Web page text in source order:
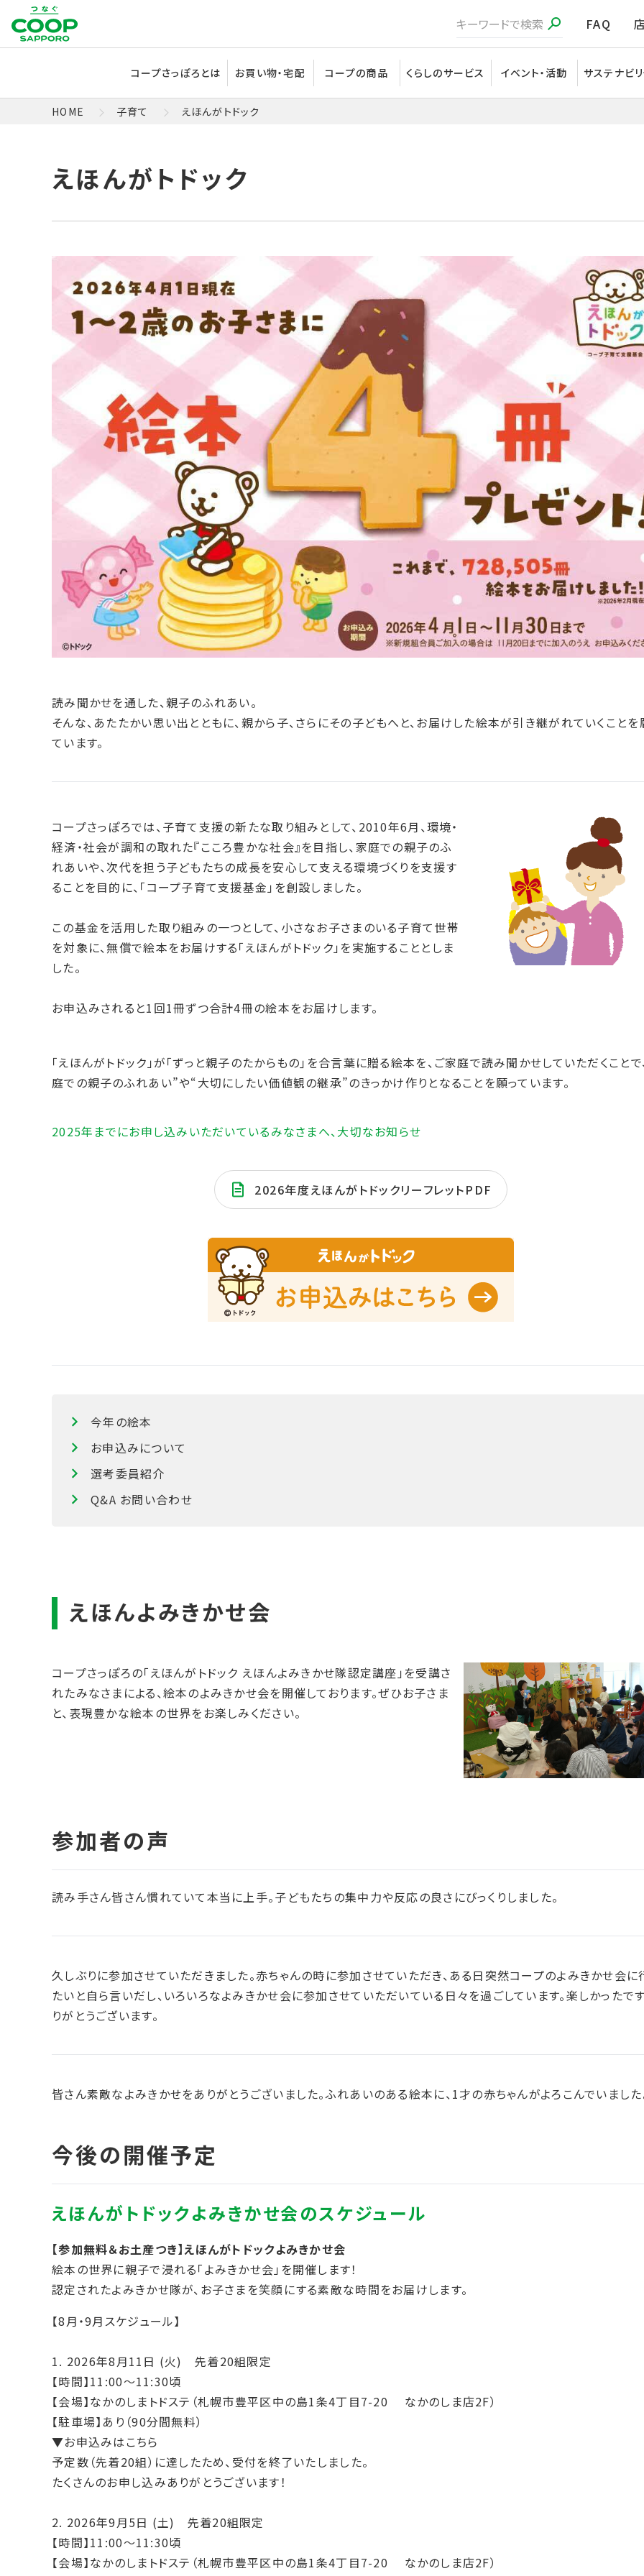
FAQ
コープさっぽろとは お買い物・宅配 コープの商品 くらしのサービス イベント・活動 サステナビ
HOME 子育て えほんがトドック
読み聞かせを通した、親子のふれあい。
そんな、あたたかい思い出とともに、親から子、さらにその子どもへと、お届けした絵本が引き継がれていくことを
ています。
コープさっぽろでは、子育て支援の新たな取り組みとして、2010年6月、環境・
経済・社会が調和の取れた『こころ豊かな社会』を目指し、家庭での親子のふ
れあいや、次代を担う子どもたちの成長を安心して支える環境づくりを支援す
ることを目的に、「コープ子育て支援基金」を創設しました。
この基金を活用した取り組みの一つとして、小さなお子さまのいる子育て世帯
を対象に、無償で絵本をお届けする「えほんがトドック」を実施することとしま
した。
お申込みされると1回1冊ずつ合計4冊の絵本をお届けします。
「えほんがトドック」が｢ずっと親子のたからもの｣を合言葉に贈る絵本を、ご家庭で読み聞かせしていただくことで
庭での親子のふれあい”や“大切にしたい価値観の継承”のきっかけ作りとなることを願っています。
2025年までにお申し込みいただいているみなさまへ、大切なお知らせ
2026年度えほんがトドックリーフレットPDF
今年の絵本
お申込みについて
選考委員紹介
Q&A お問い合わせ
コープさっぽろの「えほんがトドック えほんよみきかせ隊認定講座」を受講さ
れたみなさまによる、絵本のよみきかせ会を開催しております。ぜひお子さま
と、表現豊かな絵本の世界をお楽しみください。
読み手さん皆さん慣れていて本当に上手。子どもたちの集中力や反応の良さにびっくりしました。
久しぶりに参加させていただきました。赤ちゃんの時に参加させていただき、ある日突然コープのよみきかせ会に
たいと自ら言いだし、いろいろなよみきかせ会に参加させていただいている日々を過ごしています。楽しかったで
りがとうございます。
皆さん素敵なよみきかせをありがとうございました。ふれあいのある絵本に、1才の赤ちゃんがよろこんでいました
【参加無料＆お土産つき】えほんがトドックよみきかせ会
絵本の世界に親子で浸れる「よみきかせ会」を開催します！
認定されたよみきかせ隊が、お子さまを笑顔にする素敵な時間をお届けします。
【8月・9月スケジュール】
1. 2026年8月11日 (火) 先着20組限定
【時間】11:00～11:30頃
【会場】なかのしまトドステ（札幌市豊平区中の島1条4丁目7-20 なかのしま店2F）
【駐車場】あり（90分間無料）
▼お申込みはこちら
予定数（先着20組）に達したため、受付を終了いたしました。
たくさんのお申し込みありがとうございます！
2. 2026年9月5日 (土) 先着20組限定
【時間】11:00～11:30頃
【会場】なかのしまトドステ（札幌市豊平区中の島1条4丁目7-20 なかのしま店2F）